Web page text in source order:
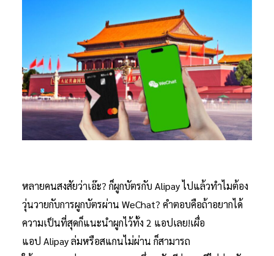
หลายคนสงสัยว่าเอ๊ะ? ก็ผูกบัตรกับ Alipay ไปแล้วทำไมต้อง
วุ่นวายกับการผูกบัตรผ่าน WeChat? คำตอบคือถ้าอยากได้
ความเป็นที่สุดก็แนะนำผูกไว้ทั้ง 2 แอปเลย!เผื่อ
แอป Alipay ล่มหรือสแกนไม่ผ่าน ก็สามารถ